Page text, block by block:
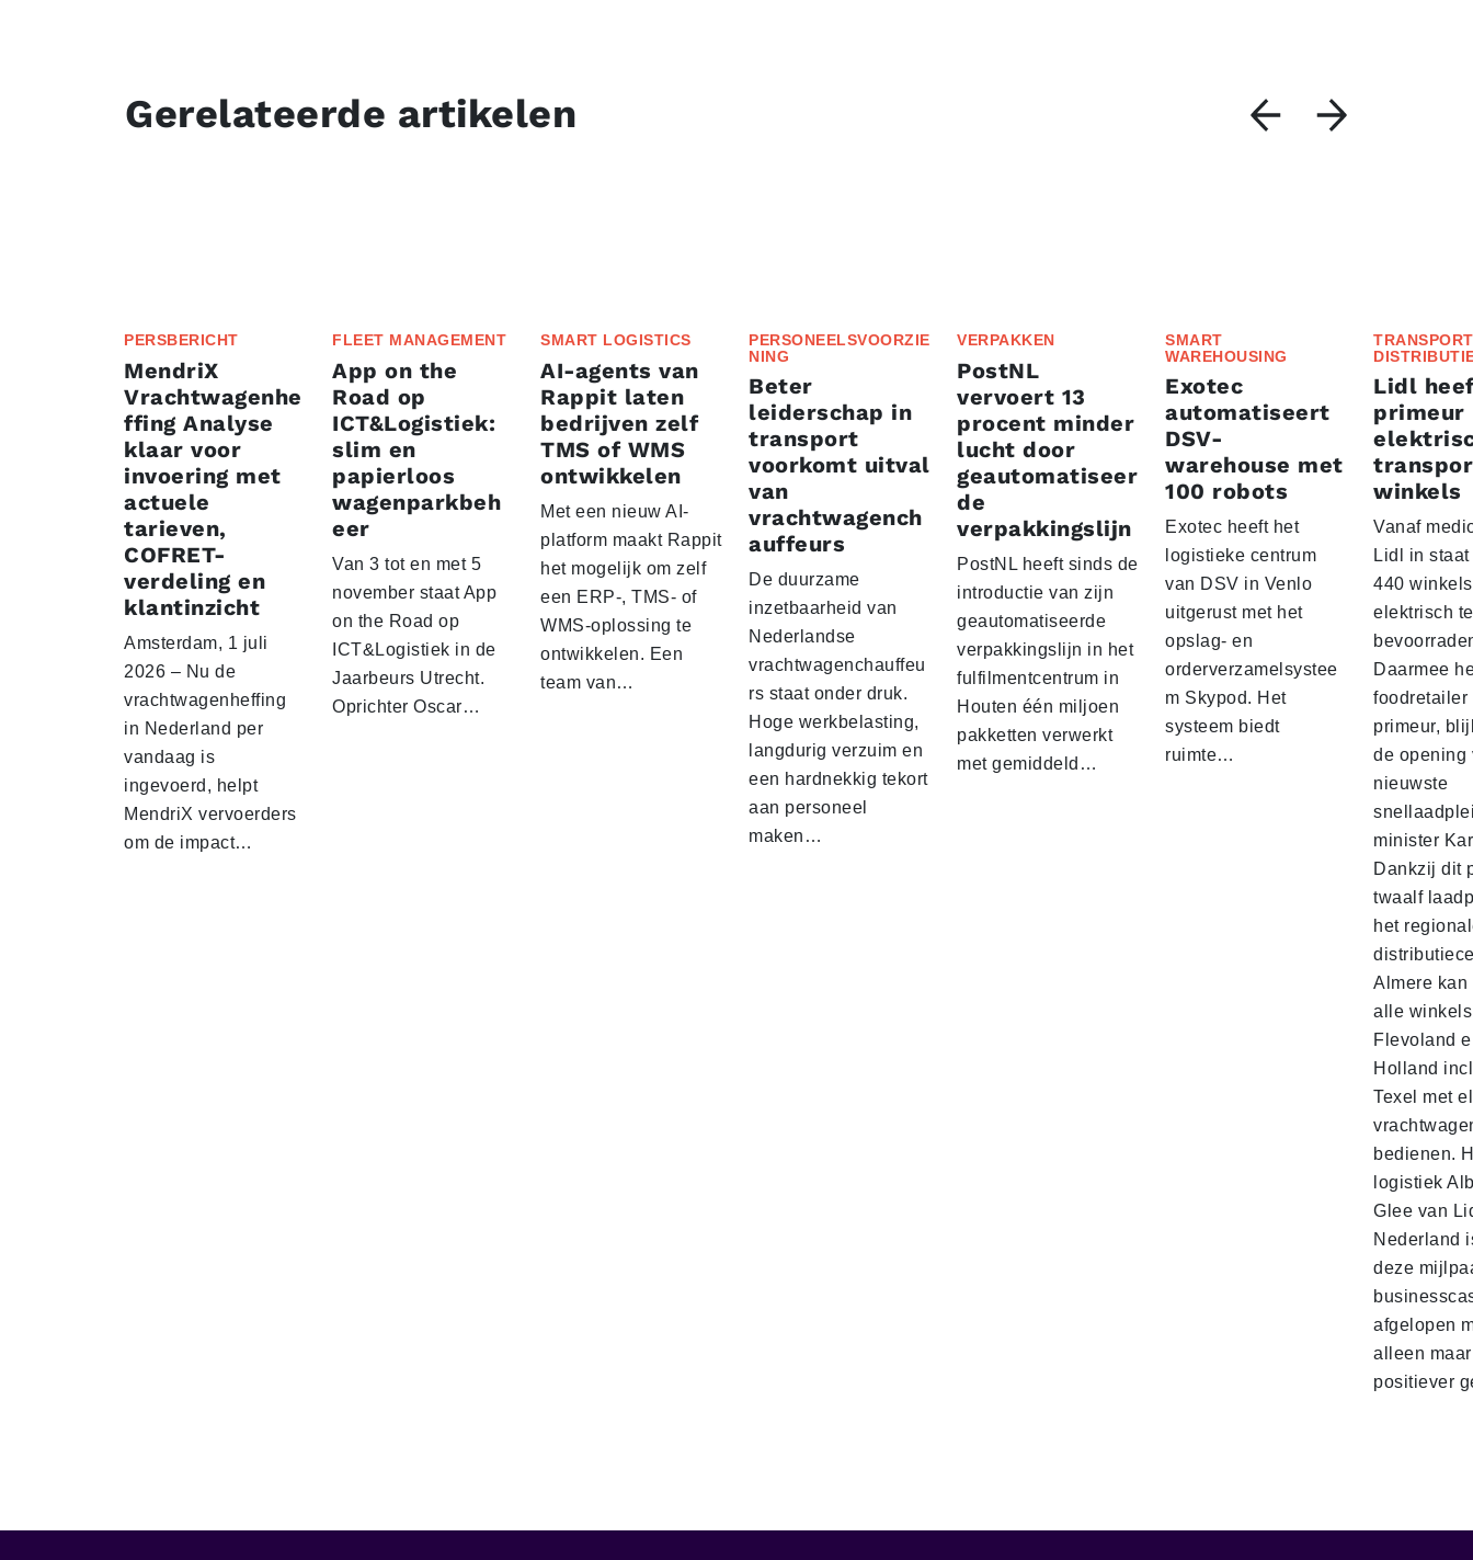
Gerelateerde artikelen
PERSBERICHT
MendriX
Vrachtwagenhe
ffing Analyse
klaar voor
invoering met
actuele
tarieven,
COFRET-
verdeling en
klantinzicht
Amsterdam, 1 juli
2026 – Nu de
vrachtwagenheffing
in Nederland per
vandaag is
ingevoerd, helpt
MendriX vervoerders
om de impact…
FLEET MANAGEMENT
App on the
Road op
ICT&Logistiek:
slim en
papierloos
wagenparkbeh
eer
Van 3 tot en met 5
november staat App
on the Road op
ICT&Logistiek in de
Jaarbeurs Utrecht.
Oprichter Oscar…
SMART LOGISTICS
AI-agents van
Rappit laten
bedrijven zelf
TMS of WMS
ontwikkelen
Met een nieuw AI-
platform maakt Rappit
het mogelijk om zelf
een ERP-, TMS- of
WMS-oplossing te
ontwikkelen. Een
team van…
PERSONEELSVOORZIE
NING
Beter
leiderschap in
transport
voorkomt uitval
van
vrachtwagench
auffeurs
De duurzame
inzetbaarheid van
Nederlandse
vrachtwagenchauffeu
rs staat onder druk.
Hoge werkbelasting,
langdurig verzuim en
een hardnekkig tekort
aan personeel
maken…
VERPAKKEN
PostNL
vervoert 13
procent minder
lucht door
geautomatiseer
de
verpakkingslijn
PostNL heeft sinds de
introductie van zijn
geautomatiseerde
verpakkingslijn in het
fulfilmentcentrum in
Houten één miljoen
pakketten verwerkt
met gemiddeld…
SMART
WAREHOUSING
Exotec
automatiseert
DSV-
warehouse met
100 robots
Exotec heeft het
logistieke centrum
van DSV in Venlo
uitgerust met het
opslag- en
orderverzamelsystee
m Skypod. Het
systeem biedt
ruimte…
Lidl
primeur
winkels
Vanaf
Lidl in
440 winkels
elektrisch te
Daarmee
foodretailer
primeur,
de opening
nieuwste
minister
Dankzij dit
twaalf
het
Almere
alle
Flevoland
Holland
Texel met
bedienen.
logistiek
Glee van
Nederland
deze
afgelopen
alleen maar
positiever